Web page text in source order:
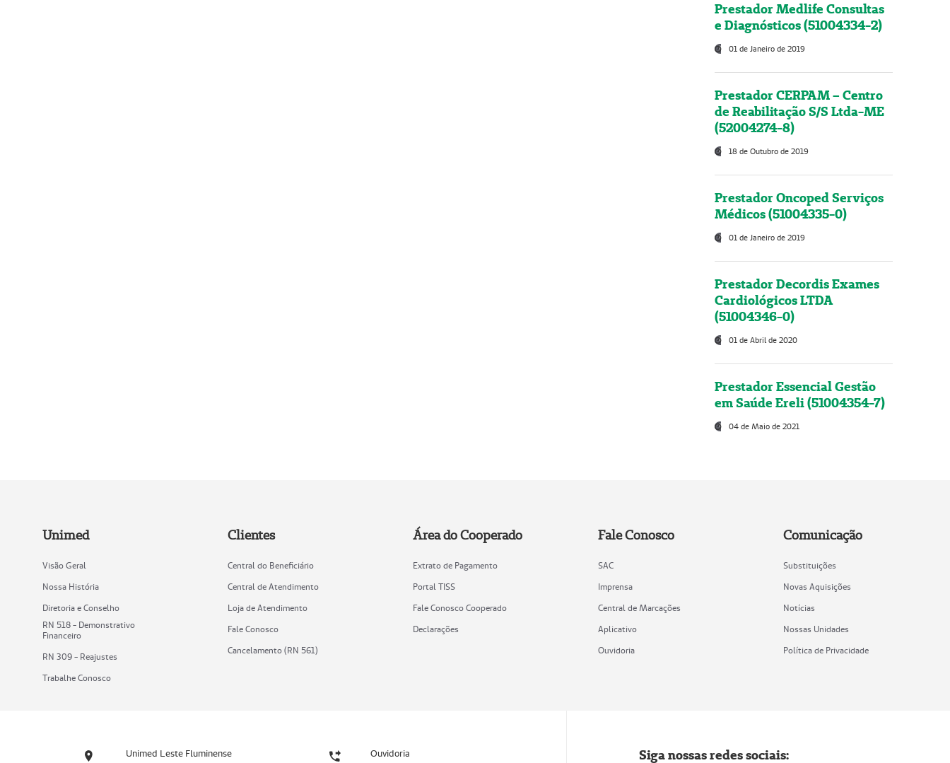
Prestador Medlife Consultas
e Diagnósticos (51004334-2)
01 de Janeiro de 2019
Prestador CERPAM – Centro
de Reabilitação S/S Ltda-ME
(52004274-8)
18 de Outubro de 2019
Prestador Oncoped Serviços
Médicos (51004335-0)
01 de Janeiro de 2019
Prestador Decordis Exames
Cardiológicos LTDA
(51004346-0)
01 de Abril de 2020
Prestador Essencial Gestão
em Saúde Ereli (51004354-7)
04 de Maio de 2021
Unimed
Visão Geral
Nossa História
Diretoria e Conselho
RN 518 - Demonstrativo
Financeiro
RN 309 - Reajustes
Trabalhe Conosco
Clientes
Central do Beneficiário
Central de Atendimento
Loja de Atendimento
Fale Conosco
Cancelamento (RN 561)
Área do Cooperado
Extrato de Pagamento
Portal TISS
Fale Conosco Cooperado
Declarações
Fale Conosco
SAC
Imprensa
Central de Marcações
Aplicativo
Ouvidoria
Comunicação
Substituições
Novas Aquisições
Notícias
Nossas Unidades
Política de Privacidade
Unimed Leste Fluminense Ouvidoria Siga nossas redes sociais: